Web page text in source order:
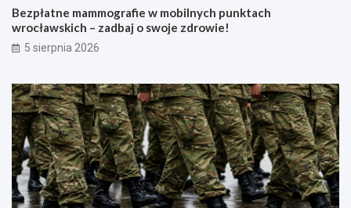
Bezpłatne mammografie w mobilnych punktach
wrocławskich – zadbaj o swoje zdrowie!
5 sierpnia 2026